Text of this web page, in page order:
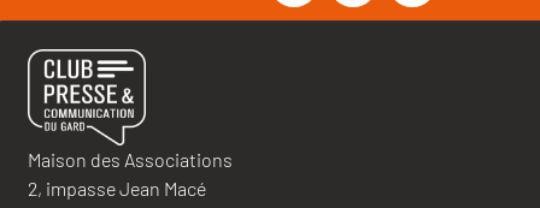
Maison des Associations
2, impasse Jean Macé